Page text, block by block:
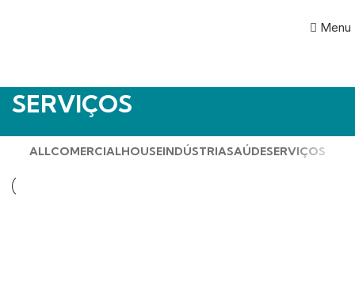
Menu
SERVIÇOS
ALLCOMERCIALHOUSEINDÚSTRIASAÚDESERVIÇOS